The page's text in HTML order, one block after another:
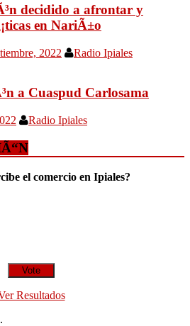
decidido a afrontar y
en NariÃ±o
2022 Radio Ipiales
a Cuaspud Carlosama
Radio Ipiales
el comercio en Ipiales?
Resultados